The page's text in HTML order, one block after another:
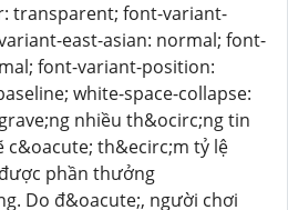
transparent; font-variant-
east-asian: normal; font-
font-variant-position:
white-space-collapse:
nhiều th&ocirc;ng tin
c&oacute; th&ecirc;m tỷ lệ
phần thưởng
Do đ&oacute;, người chơi